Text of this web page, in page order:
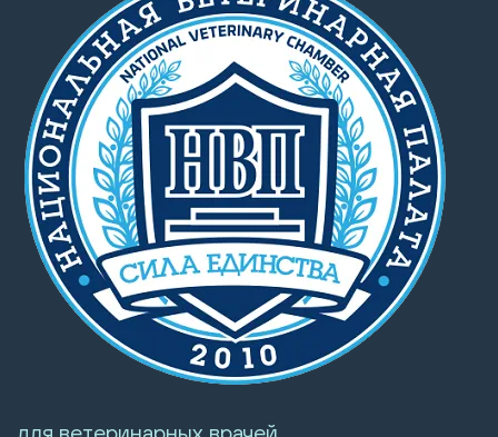
для ветеринарных врачей